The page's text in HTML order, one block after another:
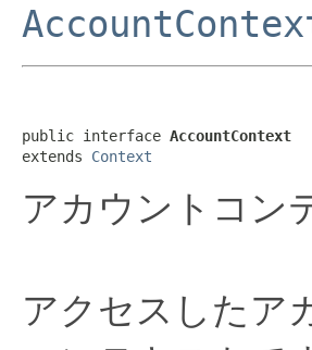
public interface AccountContext
extends Context
アカウントコン
アクセスしたア